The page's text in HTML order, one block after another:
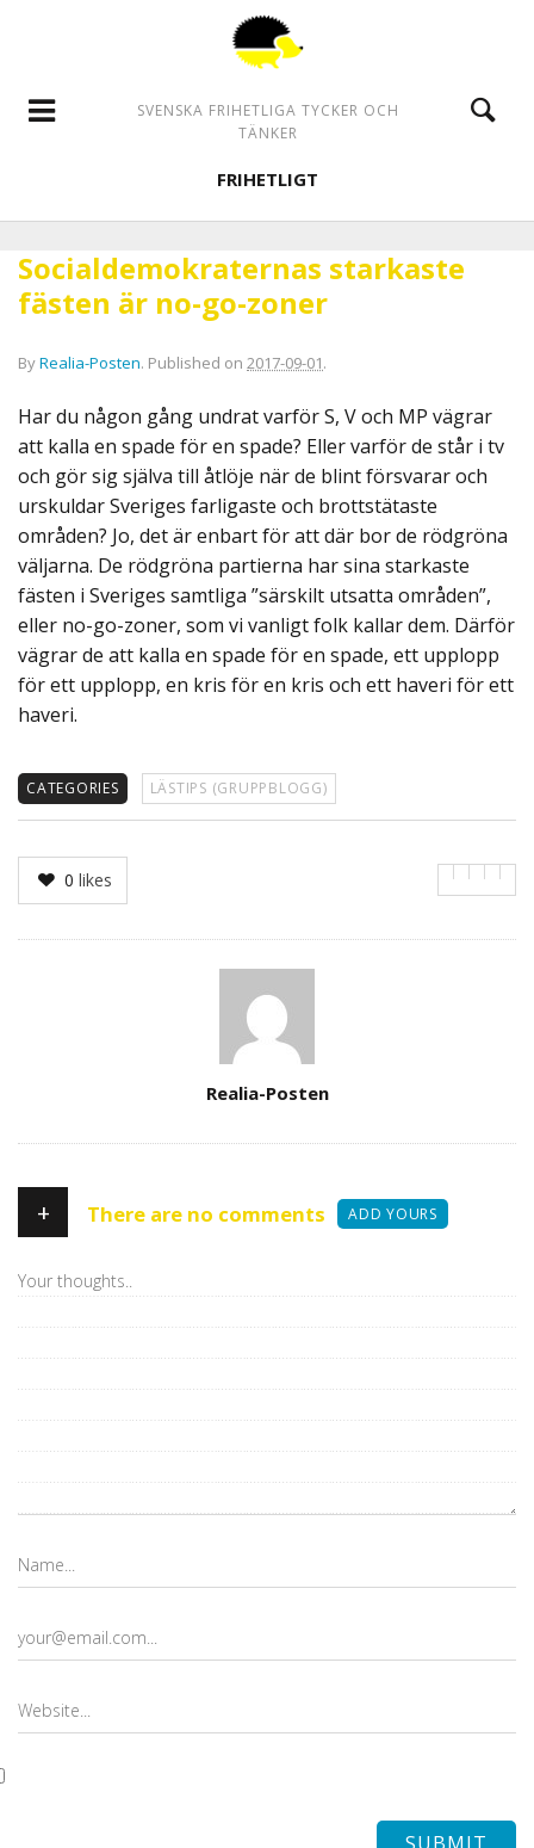
SVENSKA FRIHETLIGA TYCKER OCH
TÄNKER
FRIHETLIGT
Socialdemokraternas starkaste
fästen är no-go-zoner
ByRealia-Posten. Published on 2017-09-01.
Har du någon gång undrat varför S, V och MP vägrar
att kalla en spade för en spade? Eller varför de står i tv
och gör sig själva till åtlöje när de blint försvarar och
urskuldar Sveriges farligaste och brottstätaste
områden? Jo, det är enbart för att där bor de rödgröna
väljarna. De rödgröna partierna har sina starkaste
fästen i Sveriges samtliga ”särskilt utsatta områden”,
eller no-go-zoner, som vi vanligt folk kallar dem. Därför
vägrar de att kalla en spade för en spade, ett upplopp
för ett upplopp, en kris för en kris och ett haveri för ett
haveri.
CATEGORIES LÄSTIPS (GRUPPBLOGG)
0 likes
Realia-Posten
+ There are no comments ADD YOURS